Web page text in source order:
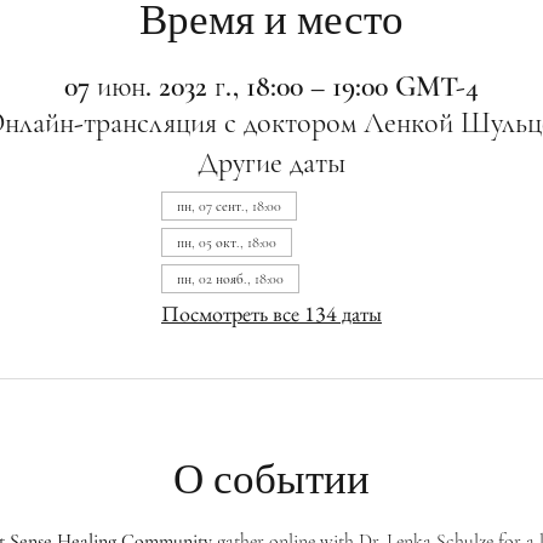
Время и место
07 июн. 2032 г., 18:00 – 19:00 GMT-4
трансляция с доктором Ленкой
Другие даты
пн, 07 сент., 18:00
пн, 05 окт., 18:00
пн, 02 нояб., 18:00
Посмотреть все 134 даты
О событии